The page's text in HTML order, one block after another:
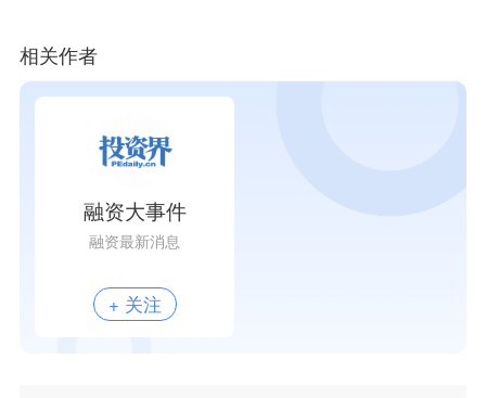
相关作者
融资大事件
融资最新消息
+ 关注